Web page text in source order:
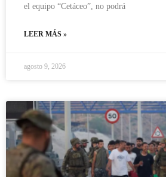
el equipo “Cetáceo”, no podrá
LEER MÁS »
agosto 9, 2026